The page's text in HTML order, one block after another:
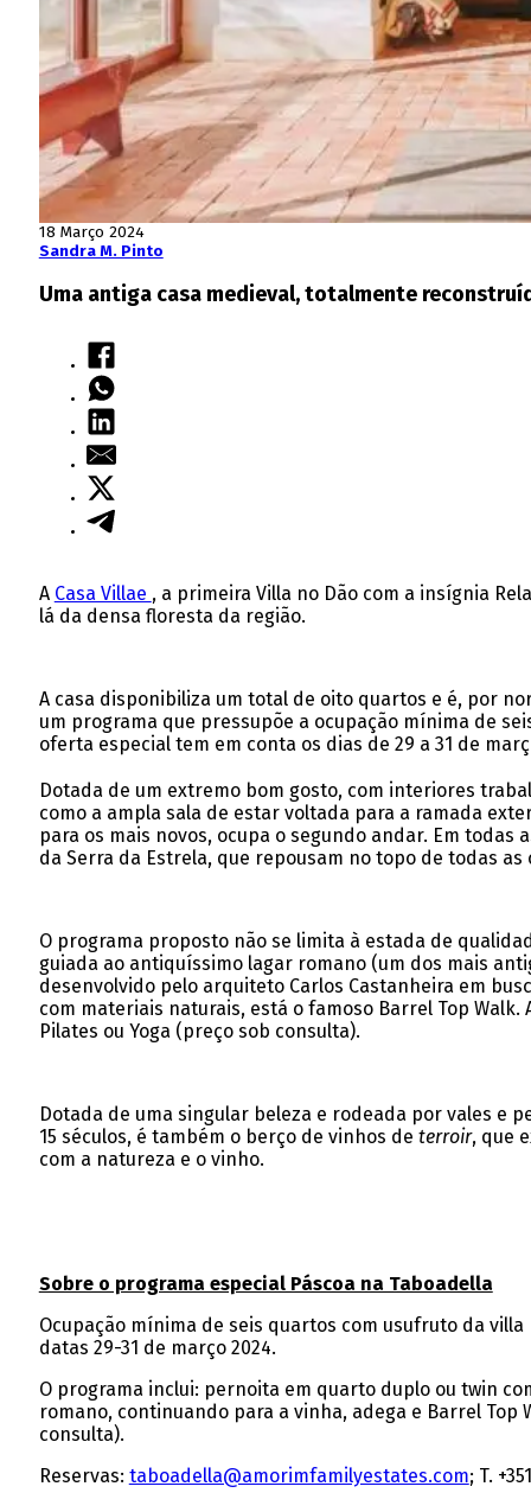
18 Março 2024
Sandra M. Pinto
Uma antiga casa medieval, totalmente
A Casa Villae , a primeira Villa no Dão com a insígnia
lá da densa floresta da região.
A casa disponibiliza um total de oito quartos e é, por
um programa que pressupõe a ocupação mínima de
oferta especial tem em conta os dias de 29 a 31 de
Dotada de um extremo bom gosto, com interiores
como a ampla sala de estar voltada para a ramada
para os mais novos, ocupa o segundo andar. Em
da Serra da Estrela, que repousam no topo de todas as
O programa proposto não se limita à estada de
guiada ao antiquíssimo lagar romano (um dos mais
desenvolvido pelo arquiteto Carlos Castanheira em
com materiais naturais, está o famoso Barrel Top
Pilates ou Yoga (preço sob consulta).
Dotada de uma singular beleza e rodeada por vales e
15 séculos, é também o berço de vinhos de terroir, que
com a natureza e o vinho.
Sobre o programa especial Páscoa na Taboadella
Ocupação mínima de seis quartos com usufruto da
datas 29-31 de março 2024.
O programa inclui: pernoita em quarto duplo ou twin
romano, continuando para a vinha, adega e Barrel
consulta).
Reservas: taboadella@amorimfamilyestates.com; T.